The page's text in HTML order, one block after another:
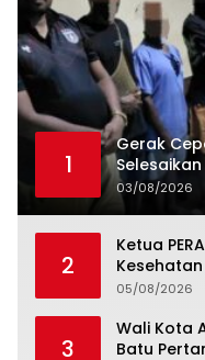
1
Gerak
Yapen
03/08/2026
2
Ketua
Tetapkan
05/08/2026
3
Wali Kota
Batu